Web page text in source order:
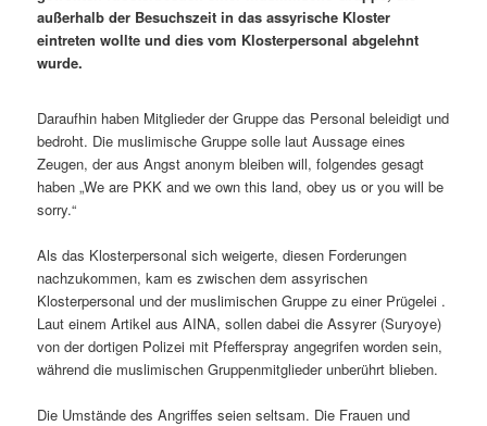
außerhalb der Besuchszeit in das assyrische Kloster
eintreten wollte und dies vom Klosterpersonal abgelehnt
wurde.
Daraufhin haben Mitglieder der Gruppe das Personal beleidigt und
bedroht. Die muslimische Gruppe solle laut Aussage eines
Zeugen, der aus Angst anonym bleiben will, folgendes gesagt
haben „We are PKK and we own this land, obey us or you will be
sorry.“
Als das Klosterpersonal sich weigerte, diesen Forderungen
nachzukommen, kam es zwischen dem assyrischen
Klosterpersonal und der muslimischen Gruppe zu einer Prügelei .
Laut einem Artikel aus AINA, sollen dabei die Assyrer (Suryoye)
von der dortigen Polizei mit Pfefferspray angegrifen worden sein,
während die muslimischen Gruppenmitglieder unberührt blieben.
Die Umstände des Angriffes seien seltsam. Die Frauen und